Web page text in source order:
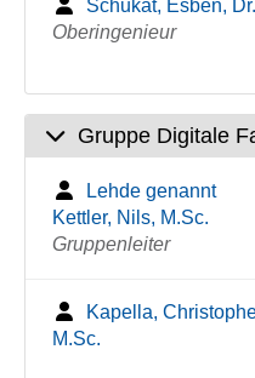
Schukat, Esben, Dr.
Oberingenieur
Gruppe Digitale
Lehde genannt
Kettler, Nils, M.Sc.
Gruppenleiter
Kapella,
M.Sc.